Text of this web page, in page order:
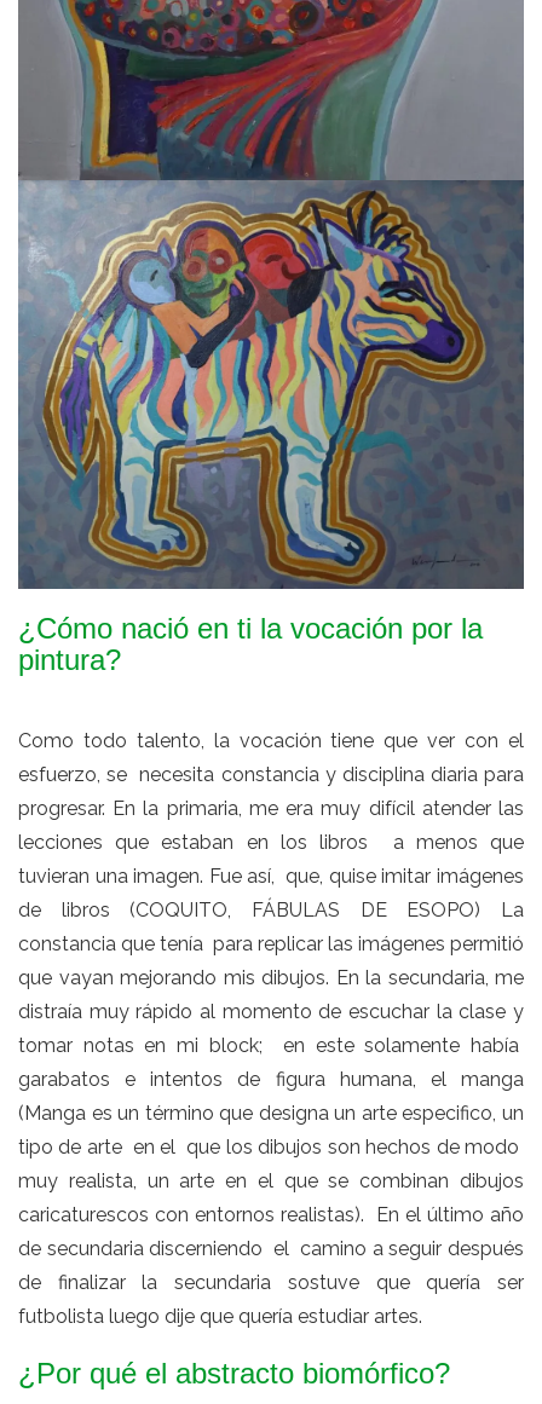
¿Cómo nació en ti la vocación por la
pintura?
Como todo talento, la vocación tiene que ver con el
esfuerzo, se necesita constancia y disciplina diaria para
progresar. En la primaria, me era muy difícil atender las
lecciones que estaban en los libros a menos que
tuvieran una imagen. Fue así, que, quise imitar imágenes
de libros (COQUITO, FÁBULAS DE ESOPO) La
constancia que tenía para replicar las imágenes permitió
que vayan mejorando mis dibujos. En la secundaria, me
distraía muy rápido al momento de escuchar la clase y
tomar notas en mi block; en este solamente había
garabatos e intentos de figura humana, el manga
(Manga es un término que designa un arte especifico, un
tipo de arte en el que los dibujos son hechos de modo
muy realista, un arte en el que se combinan dibujos
caricaturescos con entornos realistas). En el último año
de secundaria discerniendo el camino a seguir después
de finalizar la secundaria sostuve que quería ser
futbolista luego dije que quería estudiar artes.
¿Por qué el abstracto biomórfico?